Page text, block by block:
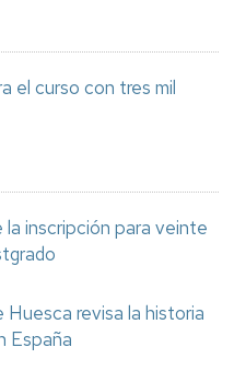
el curso con tres mil
la inscripción para veinte
Huesca revisa la historia
España